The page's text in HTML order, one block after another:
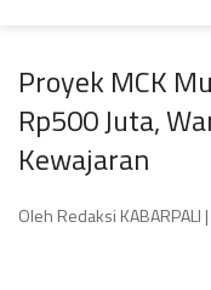
Proyek MCK
Rp500 Juta,
Kewajaran
Oleh Redaksi KABARPALI